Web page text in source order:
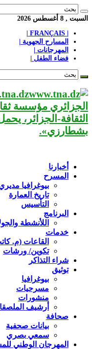
السبت , 8 أغسطس 2026
المسارح الجهوية |
المهرجانات |
فضاء الطفل |
الجزائري مؤسسة
الثقافة-الجزائر،
بشطارزي».
أخبارنا
المسرح
بيوغرافيا
تاريخ العمارة
التأسيس
البرنامج
اللأنشطة
خدمات
القاعات (م.
تكوين/ ورشات
شراء التذاكر
توثيق
بيوغرافيا
مسرحيات
منشورات
أرشيف
صحافة
بيانات صحفية
سمعي بصري
المهرجان الوطني